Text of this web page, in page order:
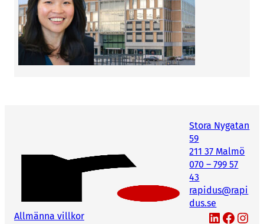
Stora Nygatan
59
211 37 Malmö
070 – 799 57
43
rapidus@rapi
dus.se
Allmänna villkor
LinkedIn Facebook Instagram